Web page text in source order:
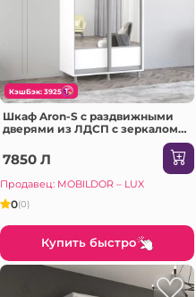
КэшБэк: 3925
Шкаф Aron-S с раздвижными
дверями из ЛДСП с зеркалом
(100x60x240H см) Сонома
7850 Л
Продавец: MOBILDOR – LUX
0(0)
Купить быстро